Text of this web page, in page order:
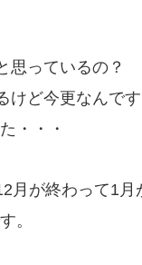
思っているの？
ど今更なんです
・・・
月が終わって1
。